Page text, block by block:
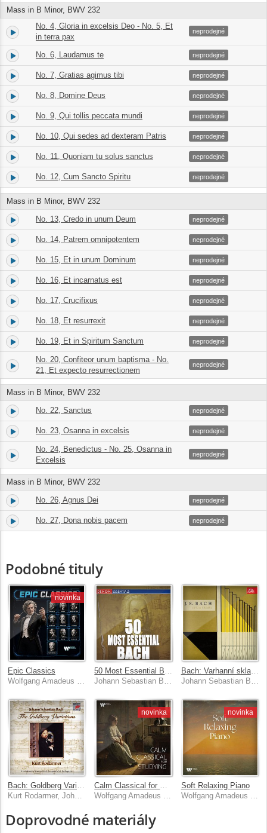
Mass in B Minor, BWV 232
4.
No. 4, Gloria in excelsis Deo - No. 5, Et
in terra pax
06:43
neprodejné
5. No. 6, Laudamus te 05:04
neprodejné
6. No. 7, Gratias agimus tibi 03:09
neprodejné
7. No. 8, Domine Deus 06:16
neprodejné
8. No. 9, Qui tollis peccata mundi 03:19
neprodejné
9. No. 10, Qui sedes ad dexteram Patris 05:24
neprodejné
10. No. 11, Quoniam tu solus sanctus 04:45
neprodejné
11. No. 12, Cum Sancto Spiritu 04:36
neprodejné
Mass in B Minor, BWV 232
12. No. 13, Credo in unum Deum 02:34
neprodejné
13. No. 14, Patrem omnipotentem 02:20
neprodejné
14. No. 15, Et in unum Dominum 05:37
neprodejné
15. No. 16, Et incarnatus est 02:38
neprodejné
16. No. 17, Crucifixus 04:00
neprodejné
17. No. 18, Et resurrexit 04:34
neprodejné
18. No. 19, Et in Spiritum Sanctum 05:43
neprodejné
19.
No. 20, Confiteor unum baptisma - No.
21, Et expecto resurrectionem
07:27
neprodejné
Mass in B Minor, BWV 232
20. No. 22, Sanctus 05:25
neprodejné
21. No. 23, Osanna in excelsis 02:53
neprodejné
22.
No. 24, Benedictus - No. 25, Osanna in
Excelsis
07:43
neprodejné
Mass in B Minor, BWV 232
23. No. 26, Agnus Dei 05:34
neprodejné
24. No. 27, Dona nobis pacem 03:17
neprodejné
Podobné tituly
novinka
Epic Classics
Bach: Varhanní skladby
Bach: Goldberg Variations (Aria with 30 Variations), BWV 988
Kurt Rodarmer, Johann Sebastian Bach
novinka
Calm Classical for Studying
Wolfgang Amadeus Mozart, Frédéric Chopin, Johann Sebastian Bach, Claude Debussy & Ludwig van Beethoven
novinka
Soft Relaxing Piano
Wolfgang Amadeus Mozart, Frédéric Chopin, Johann Sebastian Bach, Claude Debussy & Ludwig van Beethoven
Doprovodné materiály